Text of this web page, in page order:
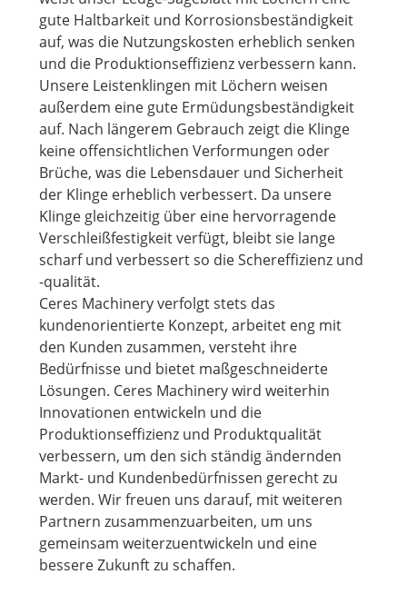
gute Haltbarkeit und Korrosionsbeständigkeit
auf, was die Nutzungskosten erheblich senken
und die Produktionseffizienz verbessern kann.
Unsere Leistenklingen mit Löchern weisen
außerdem eine gute Ermüdungsbeständigkeit
auf. Nach längerem Gebrauch zeigt die Klinge
keine offensichtlichen Verformungen oder
Brüche, was die Lebensdauer und Sicherheit
der Klinge erheblich verbessert. Da unsere
Klinge gleichzeitig über eine hervorragende
Verschleißfestigkeit verfügt, bleibt sie lange
scharf und verbessert so die Schereffizienz und
-qualität.
Ceres Machinery verfolgt stets das
kundenorientierte Konzept, arbeitet eng mit
den Kunden zusammen, versteht ihre
Bedürfnisse und bietet maßgeschneiderte
Lösungen. Ceres Machinery wird weiterhin
Innovationen entwickeln und die
Produktionseffizienz und Produktqualität
verbessern, um den sich ständig ändernden
Markt- und Kundenbedürfnissen gerecht zu
werden. Wir freuen uns darauf, mit weiteren
Partnern zusammenzuarbeiten, um uns
gemeinsam weiterzuentwickeln und eine
bessere Zukunft zu schaffen.